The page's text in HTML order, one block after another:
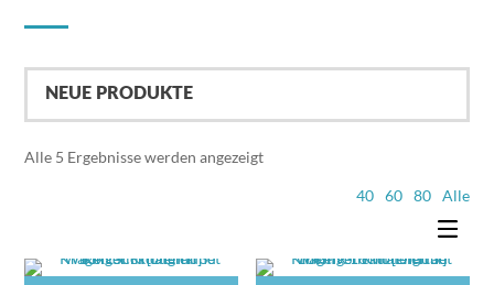
Alle 5 Ergebnisse werden angezeigtNach
40 60 80 Alle